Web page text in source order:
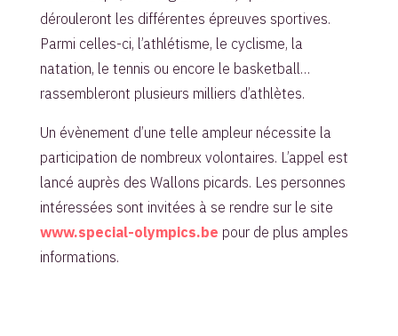
dérouleront les différentes épreuves sportives.
Parmi celles-ci, l’athlétisme, le cyclisme, la
natation, le tennis ou encore le basketball…
rassembleront plusieurs milliers d’athlètes.
Un évènement d’une telle ampleur nécessite la
participation de nombreux volontaires. L’appel est
lancé auprès des Wallons picards. Les personnes
intéressées sont invitées à se rendre sur le site
www.special-olympics.be pour de plus amples
informations.